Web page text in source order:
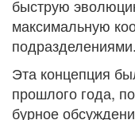
быструю
максимальную
подразделениями.
Эта концепция
прошлого года,
бурное